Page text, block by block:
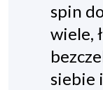
spin
wiele,
siebie